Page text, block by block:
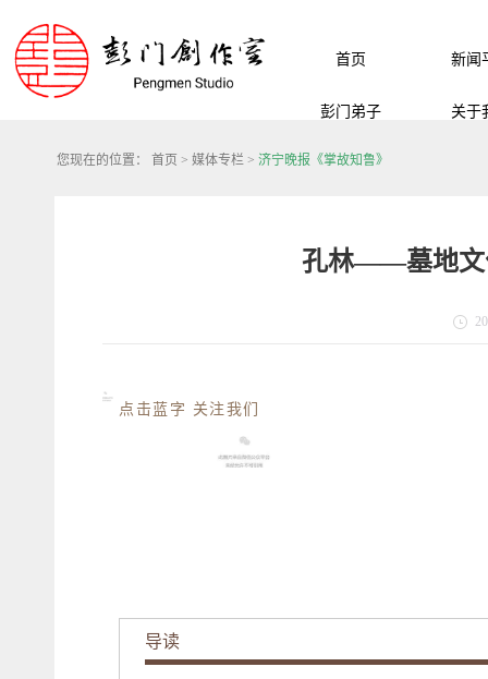
首页 新闻
彭门弟子 关于
您现在的位置： 首页 > 媒体专栏 > 济宁晚报《掌故知鲁》
孔林——墓地文
点击蓝字 关注我们
导读